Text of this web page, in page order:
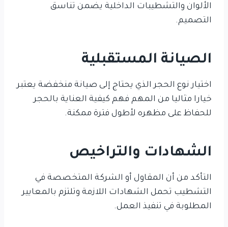
الألوان والتشطيبات الداخلية يضمن تناسق
التصميم.
الصيانة المستقبلية
اختيار نوع الحجر الذي يحتاج إلى صيانة منخفضة يعتبر
خيارا مثاليا من المهم فهم كيفية العناية بالحجر
للحفاظ على مظهره لأطول فترة ممكنة.
الشهادات والتراخيص
التأكد من أن المقاول أو الشركة المتخصصة في
التشطيب تحمل الشهادات اللازمة وتلتزم بالمعايير
المطلوبة في تنفيذ العمل.